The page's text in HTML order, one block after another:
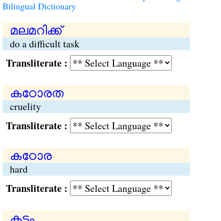
Bilingual Dictionary
മലമറിക്ക്
do a difficult task
:
കഠോരത
cruelity
:
കഠോര
hard
: